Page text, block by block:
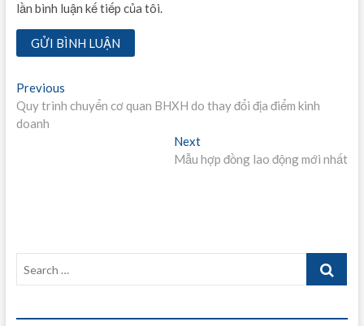
lần bình luận kế tiếp của tôi.
Điều
hướng
PreviousPrevious
post:
Quy trình chuyển cơ quan BHXH do thay đổi địa điểm kinh
doanh
NextNext
post:
Mẫu hợp đồng lao động mới nhất
Search